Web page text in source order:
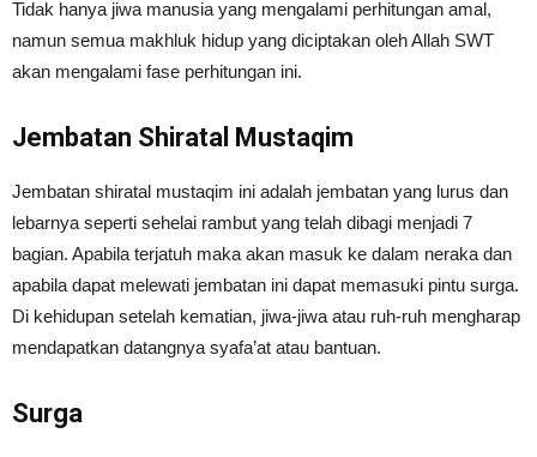
Tidak hanya jiwa manusia yang mengalami perhitungan amal,
namun semua makhluk hidup yang diciptakan oleh Allah SWT
akan mengalami fase perhitungan ini.
Jembatan Shiratal Mustaqim
Jembatan shiratal mustaqim ini adalah jembatan yang lurus dan
lebarnya seperti sehelai rambut yang telah dibagi menjadi 7
bagian. Apabila terjatuh maka akan masuk ke dalam neraka dan
apabila dapat melewati jembatan ini dapat memasuki pintu surga.
Di kehidupan setelah kematian, jiwa-jiwa atau ruh-ruh mengharap
mendapatkan datangnya syafa’at atau bantuan.
Surga